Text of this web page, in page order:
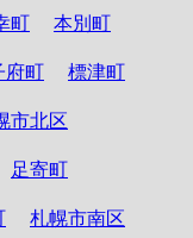
町 本別町
府町 標津町
市北区
足寄町
札幌市南区